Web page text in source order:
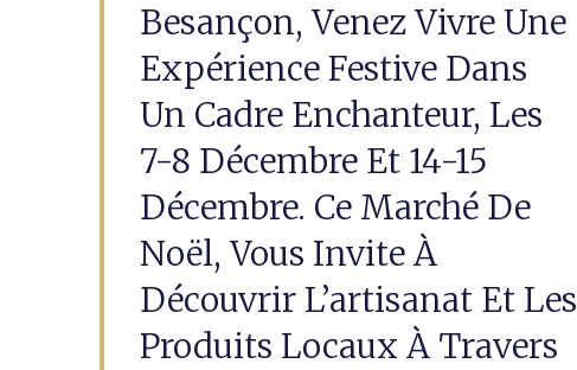
Besançon, Venez Vivre Une
Expérience Festive Dans
Un Cadre Enchanteur, Les
7-8 Décembre Et 14-15
Décembre. Ce Marché De
Noël, Vous Invite À
Découvrir L’artisanat Et Les
Produits Locaux À Travers